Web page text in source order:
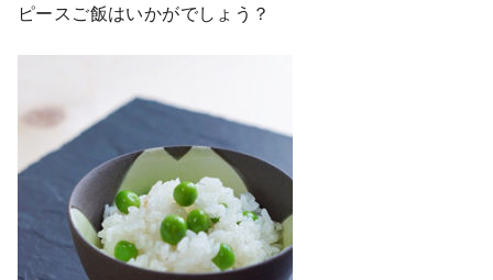
ピースご飯はいかがでしょう？